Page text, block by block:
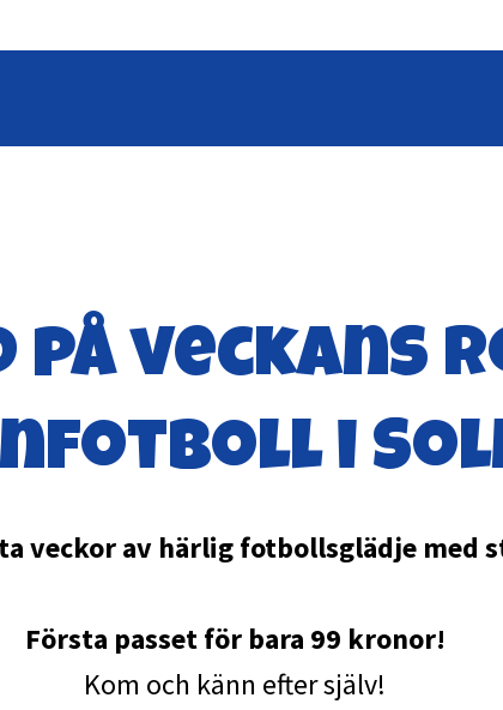
på veckans
i
veckor av härlig fotbollsglädje med
Första passet för bara 99 kronor!
Kom och känn efter själv!